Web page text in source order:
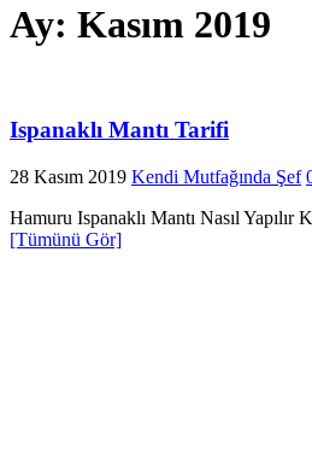
Ay: Kasım 2019
Ispanaklı Mantı Tarifi
28 Kasım 2019 Kendi Mutfağında Şef
Hamuru Ispanaklı Mantı Nasıl
[Tümünü Gör]